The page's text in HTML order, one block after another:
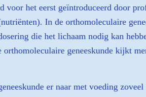
voor het eerst geïntroduceerd door
In de orthomoleculaire
die het lichaam nodig kan
geneeskunde kijkt
er naar met voeding